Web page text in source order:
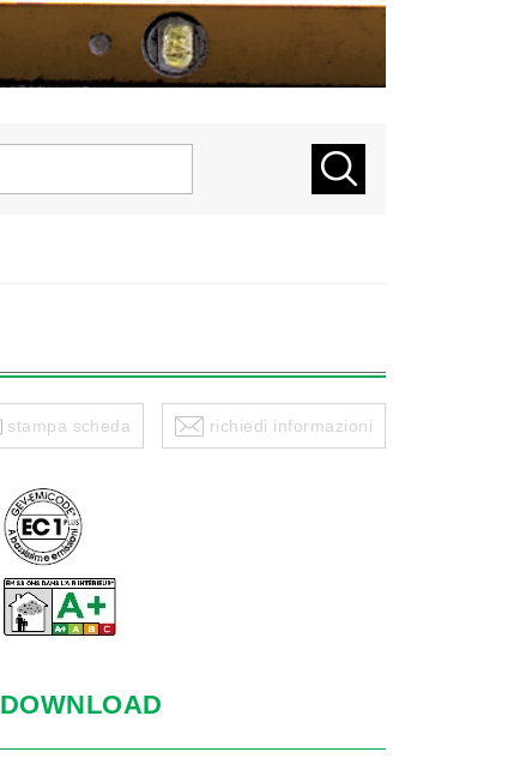
richiedi informazioni
stampa scheda
DOWNLOAD